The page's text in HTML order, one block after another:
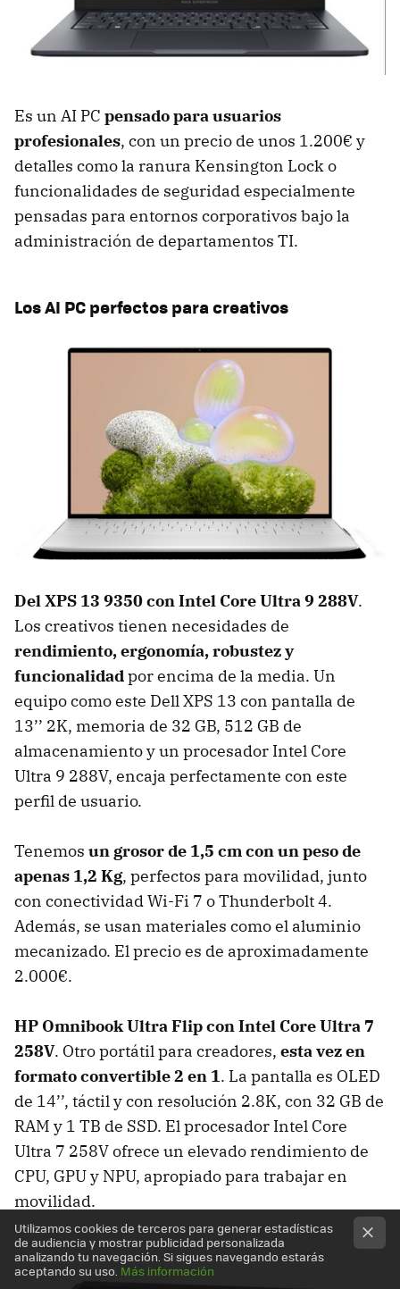
Es un AI PC pensado para usuarios
profesionales, con un precio de unos 1.200€ y
detalles como la ranura Kensington Lock o
funcionalidades de seguridad especialmente
pensadas para entornos corporativos bajo la
administración de departamentos TI.
Los AI PC perfectos para creativos
Del XPS 13 9350 con Intel Core Ultra 9 288V.
Los creativos tienen necesidades de
rendimiento, ergonomía, robustez y
funcionalidadpor encima de la media. Un
equipo como este Dell XPS 13 con pantalla de
13’’ 2K, memoria de 32 GB, 512 GB de
almacenamiento y un procesador Intel Core
Ultra 9 288V, encaja perfectamente con este
perfil de usuario.
Tenemos un grosor de 1,5 cm con un peso de
apenas 1,2 Kg, perfectos para movilidad, junto
con conectividad Wi-Fi 7 o Thunderbolt 4.
Además, se usan materiales como el aluminio
mecanizado. El precio es de aproximadamente
2.000€.
HP Omnibook Ultra Flip con Intel Core Ultra 7
258V. Otro portátil para creadores, esta vez en
formato convertible 2 en 1. La pantalla es OLED
de 14’’, táctil y con resolución 2.8K, con 32 GB de
RAM y 1 TB de SSD. El procesador Intel Core
Ultra 7 258V ofrece un elevado rendimiento de
CPU, GPU y NPU, apropiado para trabajar en
movilidad.
Utilizamos cookies de terceros para generar estadísticas
de audiencia y mostrar publicidad personalizada
analizando tu navegación. Si sigues navegando estarás
aceptando su uso. Más información